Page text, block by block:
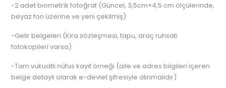
-2 adet biometrik fotoğraf (Güncel, 3,5cm×4,5 cm ölçülerinde,
beyaz fon üzerine ve yeni çekilmiş)
-Gelir belgeleri (Kira sözleşmesi, tapu, araç ruhsatı
fotokopileri varsa)
-Tam vukuatlı nüfus kayıt örneği (aile ve adres bilgileri içeren
belge detaylı olarak e-devlet şifresiyle alınmalıdır)